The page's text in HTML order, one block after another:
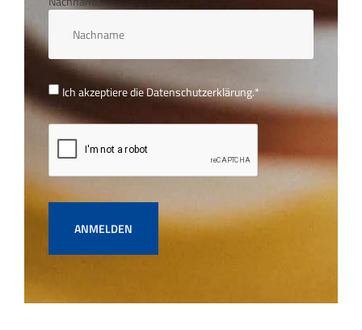
Ich akzeptiere dieDatenschutzerklärung.*
ANMELDEN